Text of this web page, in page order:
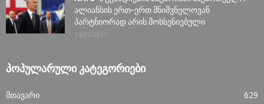
ალიანსის ერთ-ერთ მნიშვნელოვან
პარტნიორად არის მოხსენიებული
14/03/2017
ᲞᲝᲞᲣᲚᲐᲠᲣᲚᲘ ᲙᲐᲢᲔᲒᲝᲠᲘᲔᲑᲘ
მთავარი
629